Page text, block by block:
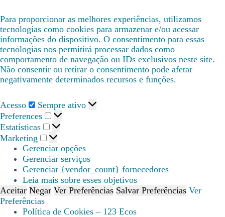
Para proporcionar as melhores experiências, utilizamos
tecnologias como cookies para armazenar e/ou acessar
informações do dispositivo. O consentimento para essas
tecnologias nos permitirá processar dados como
comportamento de navegação ou IDs exclusivos neste site.
Não consentir ou retirar o consentimento pode afetar
negativamente determinados recursos e funções.
Acesso
Sempre ativo
Preferences
Estatísticas
Marketing
Gerenciar opções
Gerenciar serviços
Gerenciar {vendor_count} fornecedores
Leia mais sobre esses objetivos
Aceitar Negar Ver Preferências Salvar Preferências Ver
Preferências
Política de Cookies – 123 Ecos